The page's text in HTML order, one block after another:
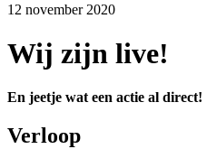
12 november 2020
Wij zijn live!
En jeetje wat een actie al direct!
Verloop